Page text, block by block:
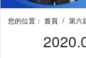
您的位置： 首頁 / 第六